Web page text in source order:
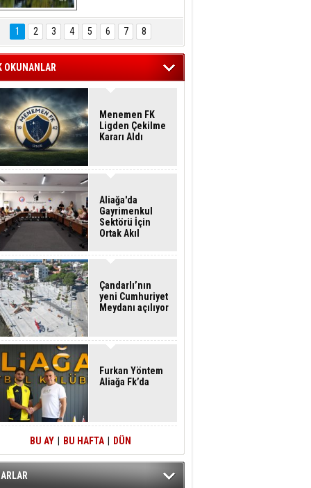
Hasan Eser'in
Objektifinden
1 2 3 4 5 6 7 8
OKUNANLAR
Menemen FK
Ligden Çekilme
Kararı Aldı
Aliağa'da
Gayrimenkul
Sektörü İçin
Ortak Akıl
Çandarlı’nın
yeni Cumhuriyet
Meydanı açılıyor
Furkan Yöntem
Aliağa Fk’da
BU AY BU HAFTA DÜN